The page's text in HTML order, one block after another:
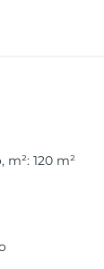
m²: 120 m²